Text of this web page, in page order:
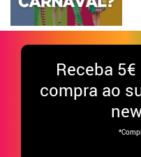
Receba
compra ao